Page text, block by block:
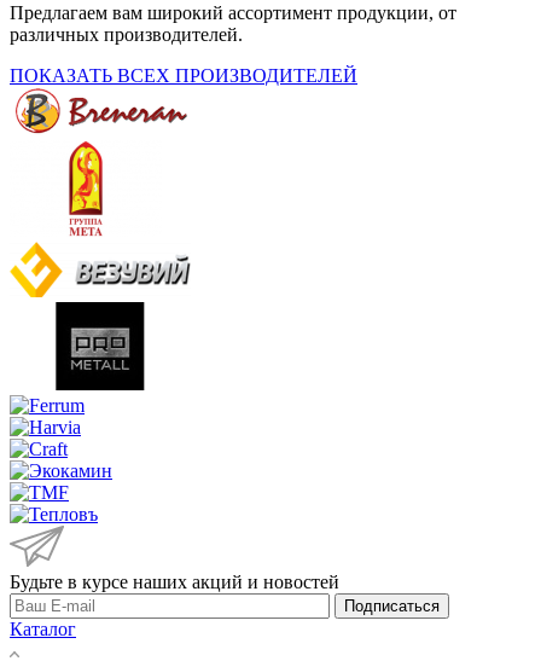
Предлагаем вам широкий ассортимент продукции, от
различных производителей.
ПОКАЗАТЬ ВСЕХ ПРОИЗВОДИТЕЛЕЙ
Будьте в курсе наших акций и новостей
Подписаться
Каталог